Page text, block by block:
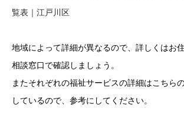
覧表｜江戸川区
地域によって詳細が異なるので、詳しくはお
相談窓口で確認しましょう。
またそれぞれの福祉サービスの詳細はこちら
しているので、参考にしてください。